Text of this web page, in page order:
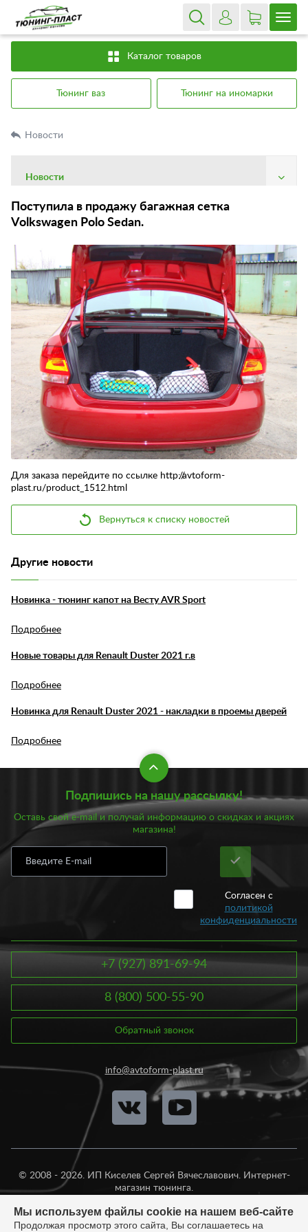
Каталог товаров
Тюнинг ваз Тюнинг на иномарки
Новости
Новости
Доставка
Гарантия
Контакты
Отзывы
Поступила в продажу багажная сетка
Volkswagen Polo Sedan.
Для заказа перейдите по ссылке http://avtoform-
plast.ru/product_1512.html
Вернуться к списку новостей
Другие новости
Новинка - тюнинг капот на Весту AVR Sport
Подробнее
Новые товары для Renault Duster 2021 г.в
Подробнее
Новинка для Renault Duster 2021 - накладки в проемы дверей
Подробнее
Подпишись на нашу рассылку!
Оставь свой e-mail и получай информацию о скидках и акциях
магазина!
Согласен с
политикой
конфиденциальности
+7 (927) 891-69-94
8 (800) 500-55-90
Обратный звонок
info@avtoform-plast.ru
© 2008 - 2026. ИП Киселев Сергей Вячеславович. Интернет-
магазин тюнинга.
Мы используем файлы cookie на нашем веб-сайте
Продолжая просмотр этого сайта, Вы соглашаетесь на